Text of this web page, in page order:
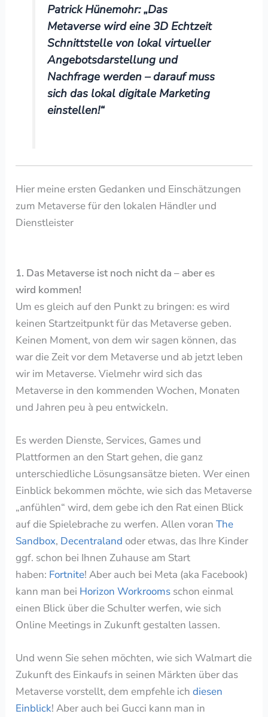
Patrick Hünemohr:„Das
Metaverse wird eine 3D Echtzeit
Schnittstelle von lokal virtueller
Angebotsdarstellung und
Nachfrage werden – darauf muss
sich das lokal digitale Marketing
einstellen!“
Hier meine ersten Gedanken und Einschätzungen
zum Metaverse für den lokalen Händler und
Dienstleister
1. Das Metaverse ist noch nicht da – aberes
wird kommen!
Um es gleich auf den Punkt zu bringen: es wird
keinen Startzeitpunkt für das Metaverse geben.
Keinen Moment, von dem wir sagen können, das
war die Zeit vor dem Metaverse und ab jetzt leben
wir im Metaverse. Vielmehr wird sich das
Metaverse in den kommenden Wochen, Monaten
und Jahren peu à peu entwickeln.
Es werden Dienste, Services, Games und
Plattformen an den Start gehen, die ganz
unterschiedliche Lösungsansätze bieten. Wer einen
Einblick bekommen möchte, wie sich das Metaverse
„anfühlen“ wird, dem gebe ich den Rat einen Blick
auf die Spielebrache zu werfen. Allen voranThe
Sandbox, Decentraland oder etwas, das Ihre Kinder
ggf. schon bei Ihnen Zuhause am Start
haben: Fortnite! Aber auch bei Meta (aka Facebook)
kann man bei Horizon Workrooms schon einmal
einen Blick über die Schulter werfen, wie sich
Online Meetings in Zukunft gestalten lassen.
Und wenn Sie sehen möchten, wie sich Walmart die
Zukunft des Einkaufs in seinen Märkten über das
Metaverse vorstellt, dem empfehle ichdiesen
Einblick! Aber auch bei Gucci kann man in